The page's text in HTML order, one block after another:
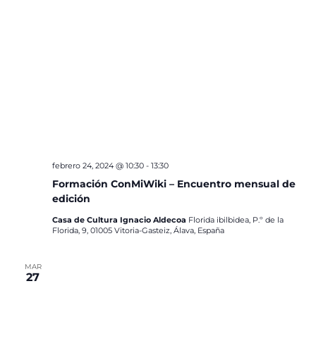
Formación ConMiWiki – Encuentro mensual de
edición
febrero 24, 2024 @ 10:30- 13:30
Casa de Cultura Ignacio Aldecoa Florida ibilbidea, P.º de la
Florida, 9, 01005 Vitoria-Gasteiz, Álava, España
MAR
27